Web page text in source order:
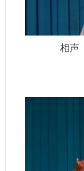
相声